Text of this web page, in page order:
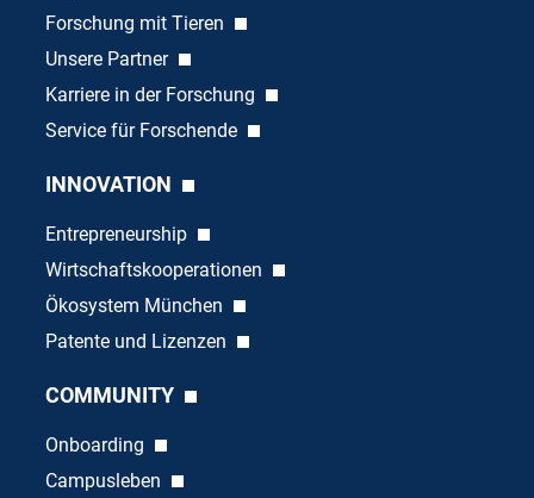
Forschung mit Tieren
Unsere Partner
Karriere in der Forschung
Service für Forschende
INNOVATION
Entrepreneurship
Wirtschaftskooperationen
Ökosystem München
Patente und Lizenzen
COMMUNITY
Onboarding
Campusleben